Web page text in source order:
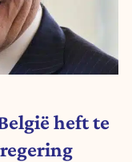
heft te